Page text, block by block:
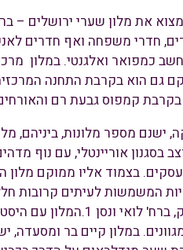
את מלון שערי ירושלים –
חדרי משפחה ואף חדרים
כמפואר ואלגנטי. במלון
גם הוא בקרבת התחנה
קמפוס גבעת רם
בסגנון אוריינטלי, עם נוף
בצמוד אליו ממוקם מלון
המשמשות לעיתים קרובות
אמריקן קולוני
במלון קיים בר ומסעדה,